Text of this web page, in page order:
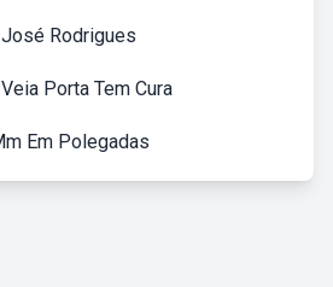
Rodrigues
Porta Tem Cura
Em Polegadas